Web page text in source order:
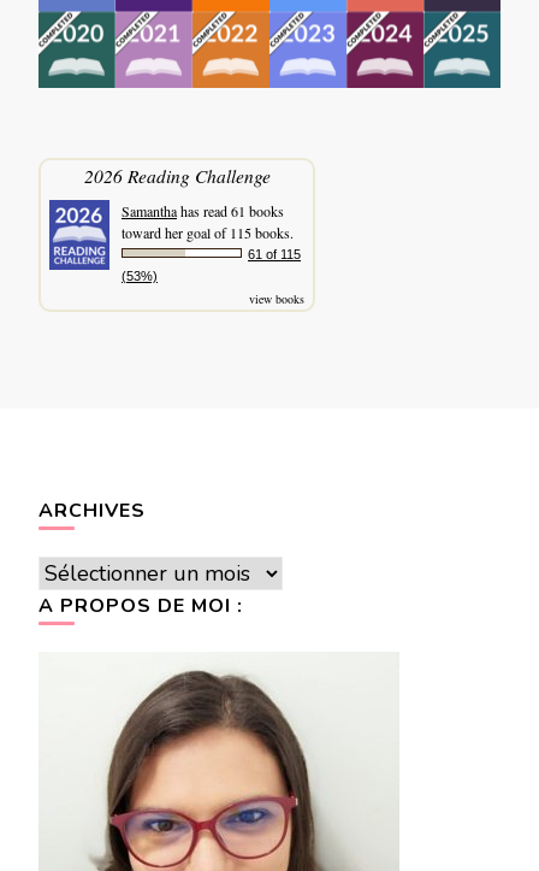
2026 Reading Challenge
Samanthahas read 61 books
toward her goal of 115 books.
61 of 115
(53%)
view books
ARCHIVES
Archives
A PROPOS DE MOI :